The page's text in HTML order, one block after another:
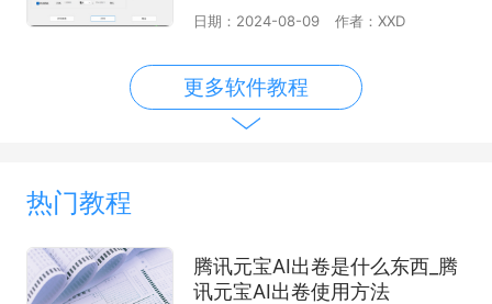
日期：2024-08-09 作者：XXD
更多软件教程
热门教程
腾讯元宝AI出卷是什么东西_腾
讯元宝AI出卷使用方法